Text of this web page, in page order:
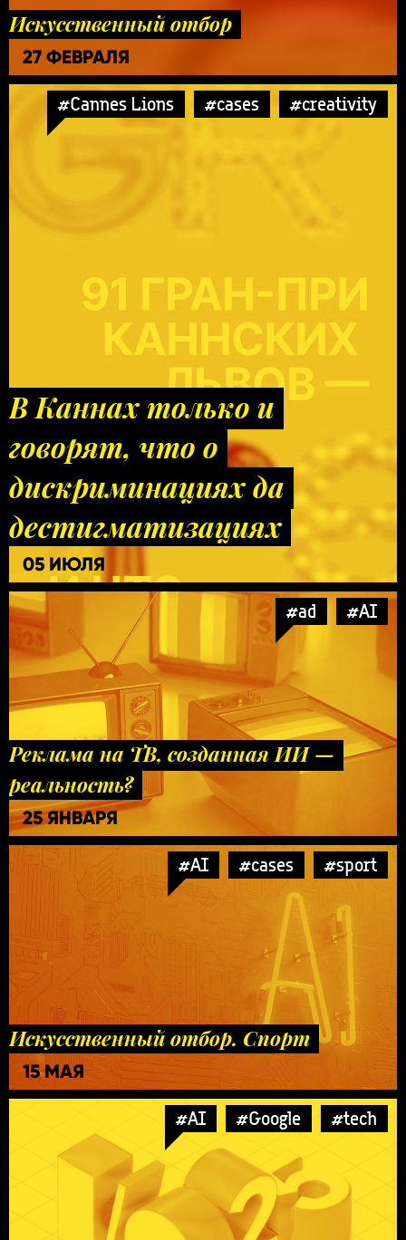
Искусственный отбор
27 ФЕВРАЛЯ
#Cannes Lions #cases #creativity
В Каннах только и
говорят, что о
дискриминациях да
дестигматизациях
05 ИЮЛЯ
#ad #AI
Реклама на ТВ, созданная ИИ —
реальность?
25 ЯНВАРЯ
#AI #cases #sport
Искусственный отбор. Спорт
15 МАЯ
#AI #Google #tech